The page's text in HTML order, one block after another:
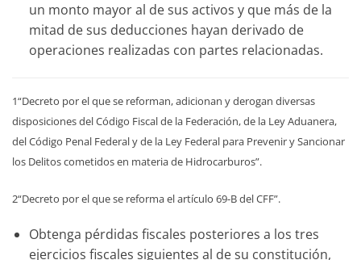
un monto mayor al de sus activos y que más de la
mitad de sus deducciones hayan derivado de
operaciones realizadas con partes relacionadas.
1“Decreto por el que se reforman, adicionan y derogan diversas
disposiciones del Código Fiscal de la Federación, de la Ley Aduanera,
del Código Penal Federal y de la Ley Federal para Prevenir y Sancionar
los Delitos cometidos en materia de Hidrocarburos”.
2“Decreto por el que se reforma el artículo 69-B del CFF”.
Obtenga pérdidas fiscales posteriores a los tres
ejercicios fiscales siguientes al de su constitución,